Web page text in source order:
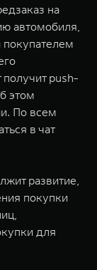
на
автомобиля,
получит push-
этом
По всем
в чат
развитие,
покупки
для